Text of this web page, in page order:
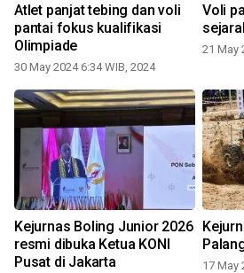
Atlet panjat tebing dan voli
pantai fokus kualifikasi
Olimpiade
30 May 2024 6:34 WIB, 2024
Voli
21 May
Kejurnas Boling Junior 2026
resmi dibuka Ketua KONI
Pusat di Jakarta
17 May